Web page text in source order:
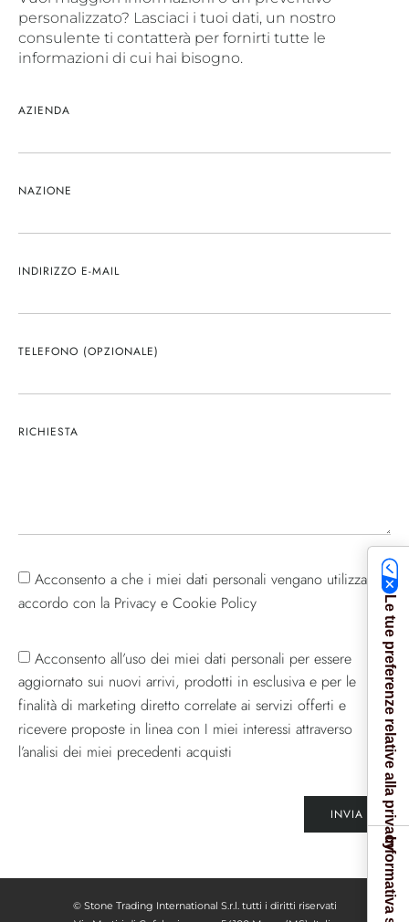
personalizzato? Lasciaci i tuoi dati, un nostro
consulente ti contatterà per fornirti tutte le
informazioni di cui hai bisogno.
AZIENDA
NAZIONE
INDIRIZZO E-MAIL
TELEFONO (OPZIONALE)
RICHIESTA
Acconsento a che i miei dati personali vengano utilizzati in
accordo con la Privacy e Cookie Policy
Acconsento all’uso dei miei dati personali per essere
aggiornato sui nuovi arrivi, prodotti in esclusiva e per le
finalità di marketing diretto correlate ai servizi offerti e
ricevere proposte in linea con I miei interessi attraverso
l’analisi dei miei precedenti acquisti
INVIA
© Stone Trading International S.r.l. tutti i diritti riservati
Le tue preferenze relative alla privacy